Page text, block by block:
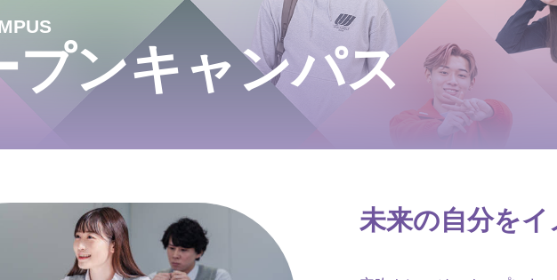
プンキャンパス
未来の自分を